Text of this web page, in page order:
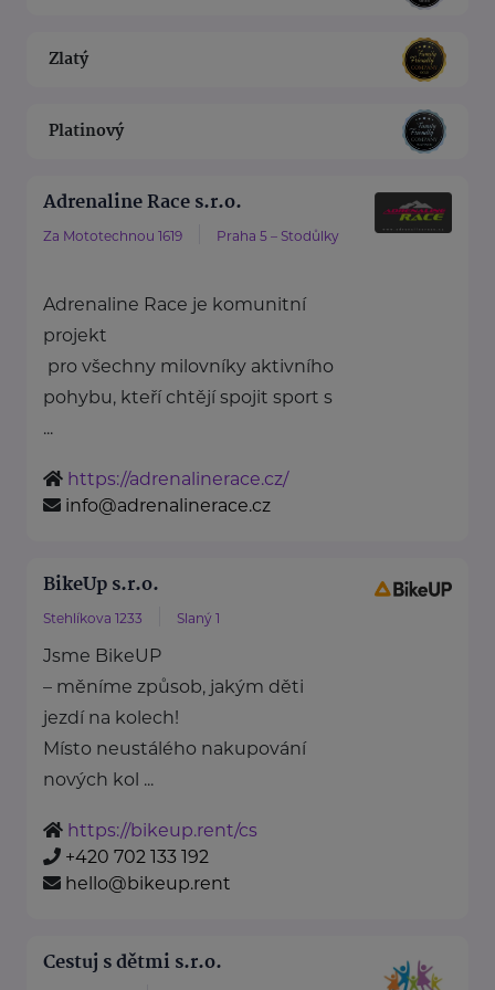
Zlatý
Platinový
Adrenaline Race s.r.o.
Za Mototechnou 1619 Praha 5 – Stodůlky
Adrenaline Race je komunitní
projekt
pro všechny milovníky aktivního
pohybu, kteří chtějí spojit sport s
...
https://adrenalinerace.cz/
info@adrenalinerace.cz
BikeUp s.r.o.
Stehlíkova 1233 Slaný 1
Jsme BikeUP
– měníme způsob, jakým děti
jezdí na kolech!
Místo neustálého nakupování
nových kol ...
https://bikeup.rent/cs
+420 702 133 192
hello@bikeup.rent
Cestuj s dětmi s.r.o.